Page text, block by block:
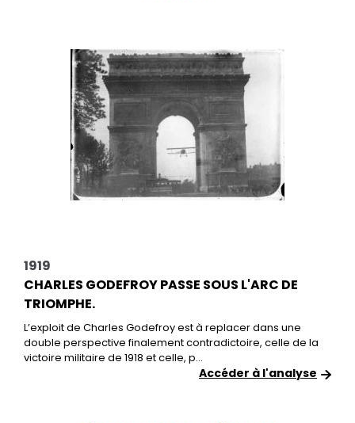
1919
CHARLES GODEFROY PASSE SOUS L'ARC DE
TRIOMPHE.
L’exploit de Charles Godefroy est à replacer dans une
double perspective finalement contradictoire, celle de la
victoire militaire de 1918 et celle, p...
Accéder à l'analyse